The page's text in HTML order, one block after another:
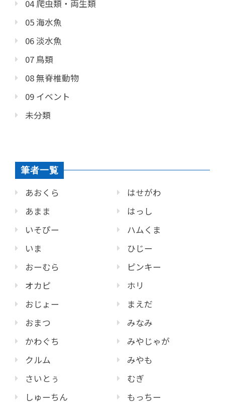
04 爬虫類・両生類
05 海水魚
06 淡水魚
07 鳥類
08 無脊椎動物
09 イベント
未分類
筆者一覧
あおくら
あまま
いそぴー
いま
おーむら
オカピ
おじょー
おまつ
かわぐち
クルム
さいとぅ
しゅーちん
はせがわ
はっし
ハムくま
ひじー
ピンキー
ホリ
まえだ
みなみ
みやじゃが
みやも
むぎ
もっちー